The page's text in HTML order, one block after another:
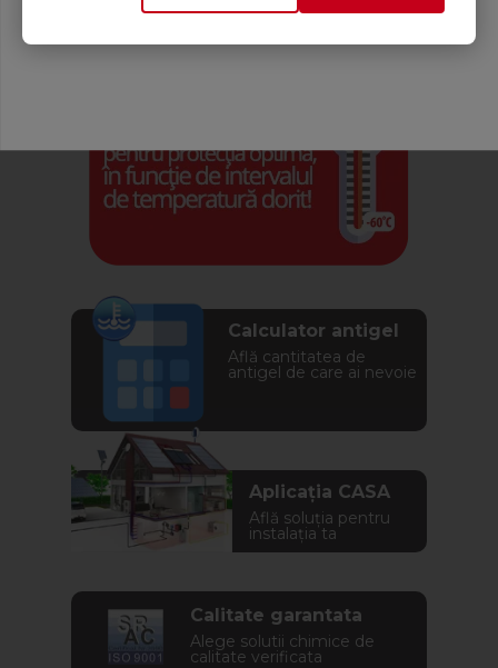
Calculator antigel
Află cantitatea de
antigel de care ai nevoie
Aplicația CASA
Află soluția pentru
instalația ta
Calitate garantata
Alege solutii chimice de
calitate verificata